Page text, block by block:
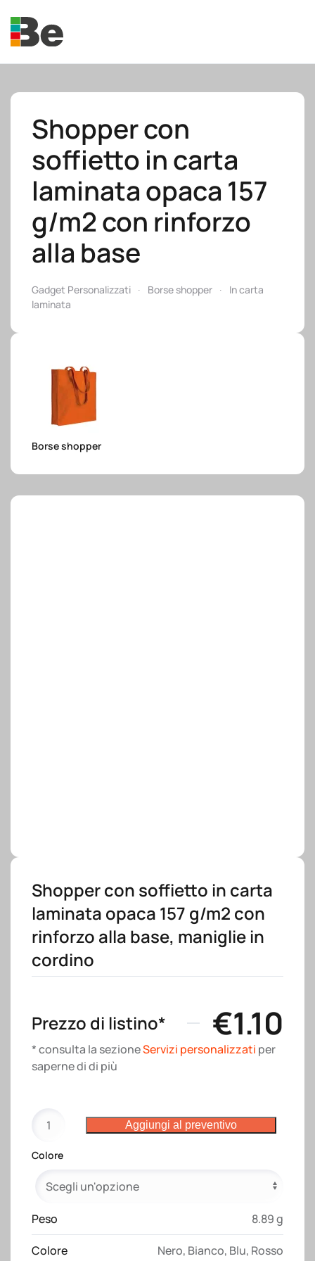
Skip to main content
Shopper con
soffietto in carta
laminata opaca 157
g/m2 con rinforzo
alla base
Gadget Personalizzati Borse shopper
In carta
laminata
Borse shopper
Shopper con soffietto in carta
laminata opaca 157 g/m2 con
rinforzo alla base, maniglie in
cordino
Prezzo di listino* €1.10
* consulta la sezioneServizi personalizzati per
saperne di di più
con
soffietto
carta
opaca
157
g/m2
Aggiungi al preventivo
Colore
Peso 8.89 g
Colore Nero, Bianco, Blu, Rosso